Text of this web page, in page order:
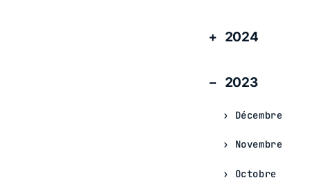
2024
2023
Décembre
Novembre
Octobre